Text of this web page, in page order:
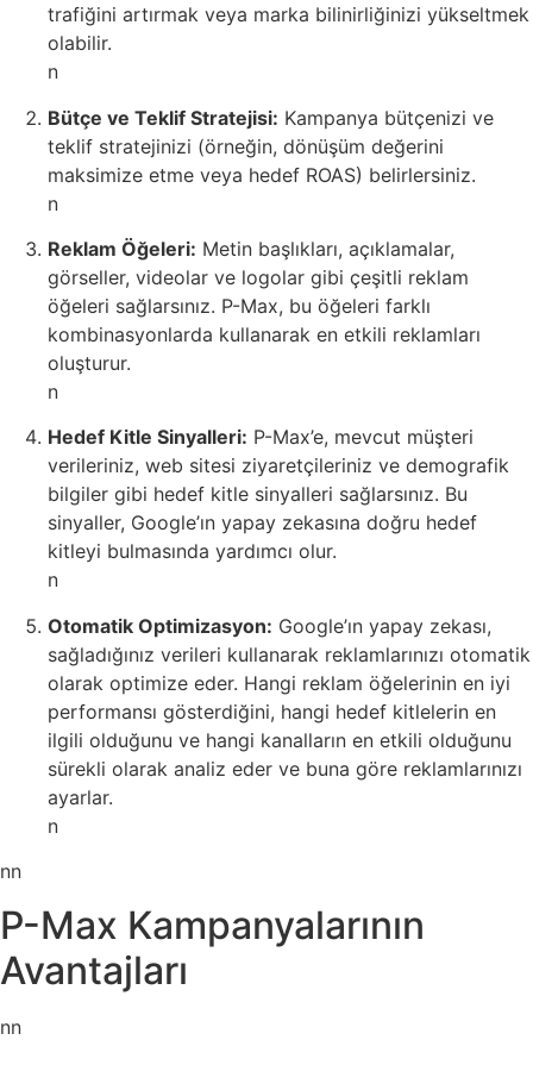
trafiğini artırmak veya marka bilinirliğinizi yükseltmek
olabilir.
n
Bütçe ve Teklif Stratejisi: Kampanya bütçenizi ve
teklif stratejinizi (örneğin, dönüşüm değerini
maksimize etme veya hedef ROAS) belirlersiniz.
n
Reklam Öğeleri: Metin başlıkları, açıklamalar,
görseller, videolar ve logolar gibi çeşitli reklam
öğeleri sağlarsınız. P-Max, bu öğeleri farklı
kombinasyonlarda kullanarak en etkili reklamları
oluşturur.
n
Hedef Kitle Sinyalleri: P-Max’e, mevcut müşteri
verileriniz, web sitesi ziyaretçileriniz ve demografik
bilgiler gibi hedef kitle sinyalleri sağlarsınız. Bu
sinyaller, Google’ın yapay zekasına doğru hedef
kitleyi bulmasında yardımcı olur.
n
Otomatik Optimizasyon: Google’ın yapay zekası,
sağladığınız verileri kullanarak reklamlarınızı otomatik
olarak optimize eder. Hangi reklam öğelerinin en iyi
performansı gösterdiğini, hangi hedef kitlelerin en
ilgili olduğunu ve hangi kanalların en etkili olduğunu
sürekli olarak analiz eder ve buna göre reklamlarınızı
ayarlar.
n
nn
P-Max Kampanyalarının
Avantajları
nn